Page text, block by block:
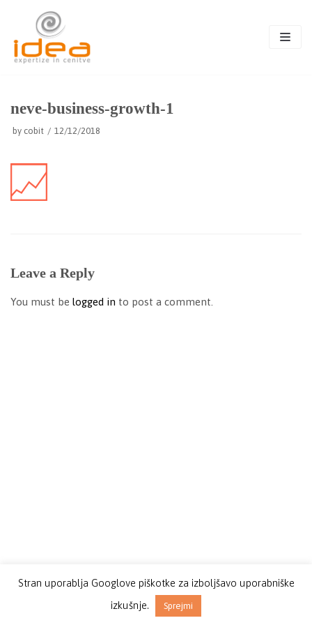
content
neve-business-growth-1
by cobit 12/12/2018
Leave a Reply
You must be logged in to post a comment.
Stran uporablja Googlove piškotke za izboljšavo uporabniške
izkušnje.
Sprejmi